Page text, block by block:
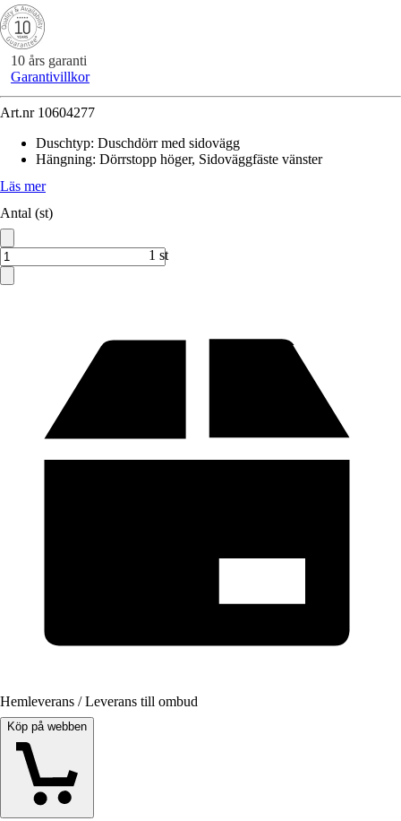
10 års garanti
Garantivillkor
Art.nr 10604277
Duschtyp: Duschdörr med sidovägg
Hängning: Dörrstopp höger, Sidoväggfäste vänster
Läs mer
Antal (st)
1 st
Hemleverans / Leverans till ombud
Köp på webben